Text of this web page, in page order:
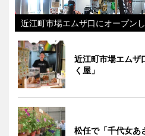
近江町市場エムザ口にオープン
近江町市場エムザ
く屋」
松任で「千代女あ